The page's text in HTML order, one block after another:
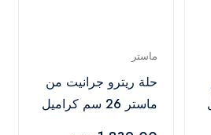
ماستر
حلة ريترو جرانيت من
ماستر 26 سم كراميل